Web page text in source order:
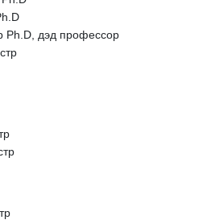
Ph.D, дэд профессор